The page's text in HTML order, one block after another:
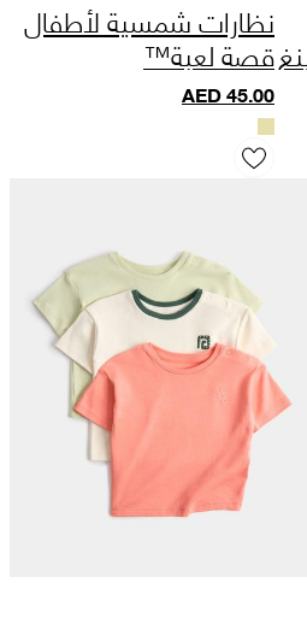
من القطن الخالص (من 6
نظارات شمسية لأطفال
قصة لعبة™
AED45.00